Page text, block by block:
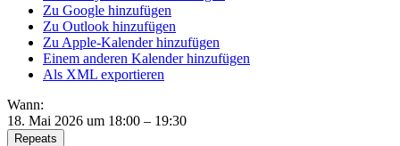
Zu Google hinzufügen
Zu Outlook hinzufügen
Zu Apple-Kalender hinzufügen
Einem anderen Kalender hinzufügen
Als XML exportieren
Wann:
18. Mai 2026 um 18:00 – 19:30
Repeats